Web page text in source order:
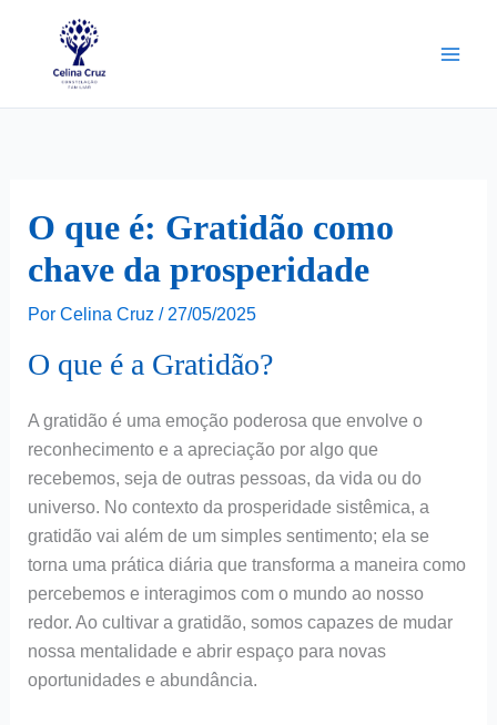
O que é: Gratidão como
chave da prosperidade
Por Celina Cruz / 27/05/2025
O que é a Gratidão?
A gratidão é uma emoção poderosa que envolve o
reconhecimento e a apreciação por algo que
recebemos, seja de outras pessoas, da vida ou do
universo. No contexto da prosperidade sistêmica, a
gratidão vai além de um simples sentimento; ela se
torna uma prática diária que transforma a maneira como
percebemos e interagimos com o mundo ao nosso
redor. Ao cultivar a gratidão, somos capazes de mudar
nossa mentalidade e abrir espaço para novas
oportunidades e abundância.